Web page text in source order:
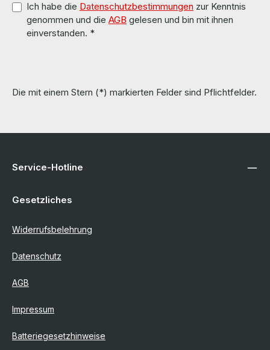
Ich habe die Datenschutzbestimmungen zur Kenntnis
genommen und die AGB gelesen und bin mit ihnen
einverstanden. *
Die mit einem Stern (*) markierten Felder sind Pflichtfelder.
Service-Hotline
Gesetzliches
Widerrufsbelehrung
Datenschutz
AGB
Impressum
Batteriegesetzhinweise